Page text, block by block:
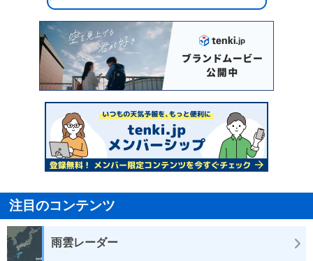
注目のコンテンツ
雨雲レーダー